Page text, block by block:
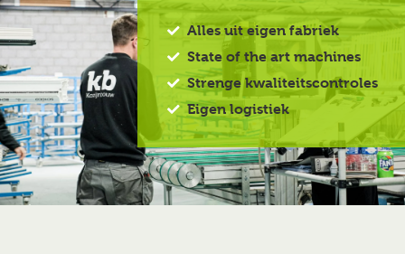
Alles uit eigen fabriek
State of the art machines
Strenge kwaliteitscontroles
Eigen logistiek